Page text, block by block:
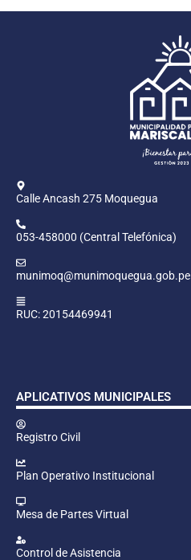
Calle Ancash 275 Moquegua
053-458000 (Central Telefónica)
munimoq@munimoquegua.gob.pe
RUC: 20154469941
APLICATIVOS MUNICIPALES
Registro Civil
Plan Operativo Institucional
Mesa de Partes Virtual
Control de Asistencia